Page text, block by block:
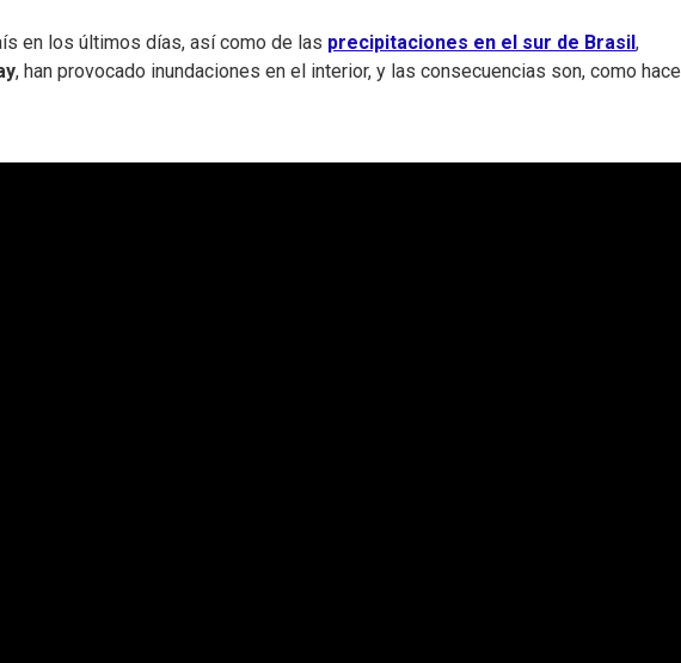
en los últimos días, así como de las precipitaciones en el sur de Brasil ,
, han provocado inundaciones en el interior, y las consecuencias son, como hace